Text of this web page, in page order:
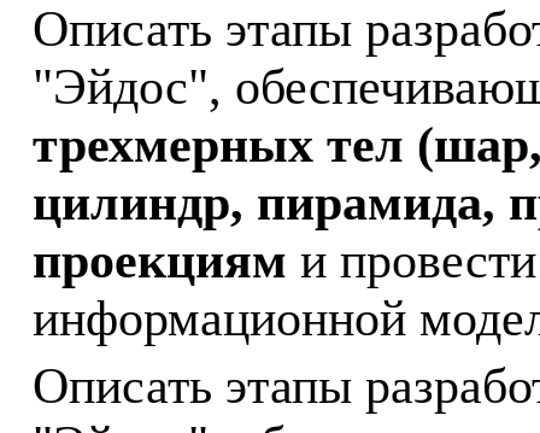
Описать этапы
"Эйдос",
трехмерных тел
цилиндр, пирамида,
проекциям и
информационной
Описать этапы